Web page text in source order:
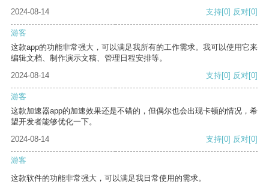
2024-08-14 支持[0] 反对[0]
游客
这款app的功能非常强大，可以满足我所有的工作需求。我可以使用它来
编辑文档、制作演示文稿、管理日程安排等。
2024-08-14
支持[0] 反对[0]
游客
这款加速器app的加速效果还是不错的，但偶尔也会出现卡顿的情况，希
望开发者能够优化一下。
2024-08-14
支持[0] 反对[0]
游客
这款软件的功能非常强大，可以满足我日常使用的需求。